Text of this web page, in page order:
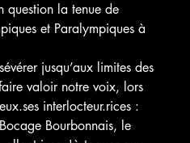
question la tenue de
et Paralympiques à
jusqu’aux limites des
valoir notre voix, lors
interlocteur.rices :
Bourbonnais, le